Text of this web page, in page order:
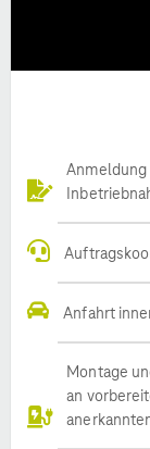
Anfahrt
Montage
an